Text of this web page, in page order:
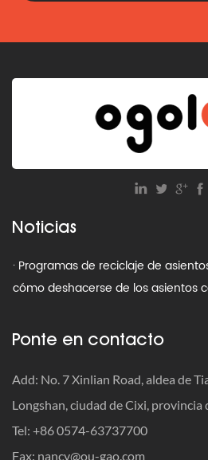
Noticias
· ¿Cómo deshacerse de los
reciclarlos, donarlos o tirarlos a la
automóvil?
· Programas de reciclaje de
cómo deshacerse de los asientos
olor y las manchas rápidamente
· Cuándo ajustar las correas del
· Cómo viajar con un asiento para
definitiva para priorizar la seguridad
Ponte en contacto
Add: No. 7 Xinlian Road, aldea de
Longshan, ciudad de Cixi, provincia
Tel: +86 0574-63737700
Fax: nancy@ou-gao.com